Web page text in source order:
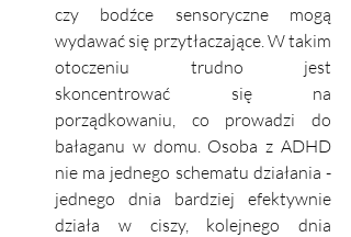
czy bodźce sensoryczne mogą
wydawać się przytłaczające. W takim
otoczeniu trudno jest
skoncentrować się na
porządkowaniu, co prowadzi do
bałaganu w domu. Osoba z ADHD
nie ma jednego schematu działania -
jednego dnia bardziej efektywnie
działa w ciszy, kolejnego dnia